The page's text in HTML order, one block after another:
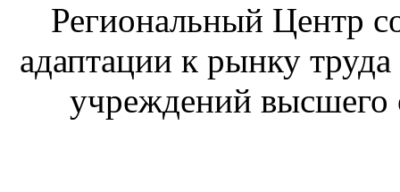
Региональный Центр
адаптации к рынку
учреждений